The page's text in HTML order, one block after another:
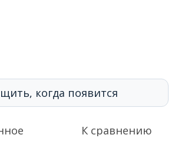
когда появится
К сравнению